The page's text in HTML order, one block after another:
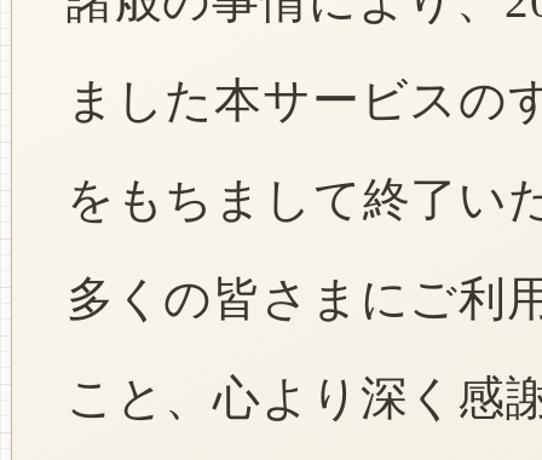
ました本サービスの
をもちまして終了い
多くの皆さまにご利
こと、心より深く感